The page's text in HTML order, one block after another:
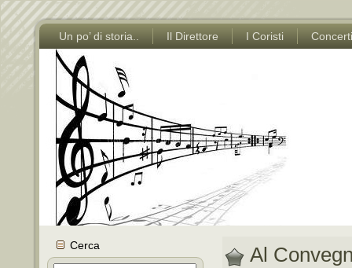
Un po’ di storia.. Il Direttore I Coristi Concerti
Cerca Al